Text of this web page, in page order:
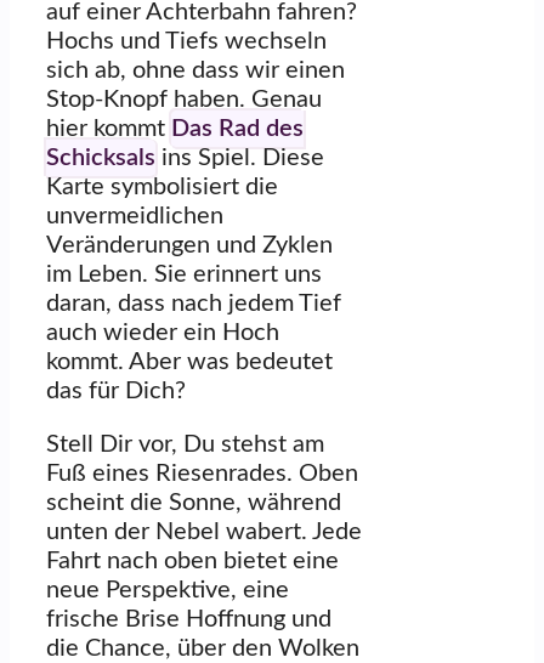
auf einer Achterbahn fahren?
Hochs und Tiefs wechseln
sich ab, ohne dass wir einen
Stop-Knopf haben. Genau
hier kommt Das Rad des
Schicksals ins Spiel. Diese
Karte symbolisiert die
unvermeidlichen
Veränderungen und Zyklen
im Leben. Sie erinnert uns
daran, dass nach jedem Tief
auch wieder ein Hoch
kommt. Aber was bedeutet
das für Dich?
Stell Dir vor, Du stehst am
Fuß eines Riesenrades. Oben
scheint die Sonne, während
unten der Nebel wabert. Jede
Fahrt nach oben bietet eine
neue Perspektive, eine
frische Brise Hoffnung und
die Chance, über den Wolken